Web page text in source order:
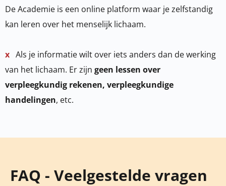
De Academie is een online platform waar je zelfstandig
kan leren over het menselijk lichaam.
x Als je informatie wilt over iets anders dan de werking
van het lichaam. Er zijn geen lessen over
verpleegkundig rekenen, verpleegkundige
handelingen, etc.
FAQ - Veelgestelde vragen